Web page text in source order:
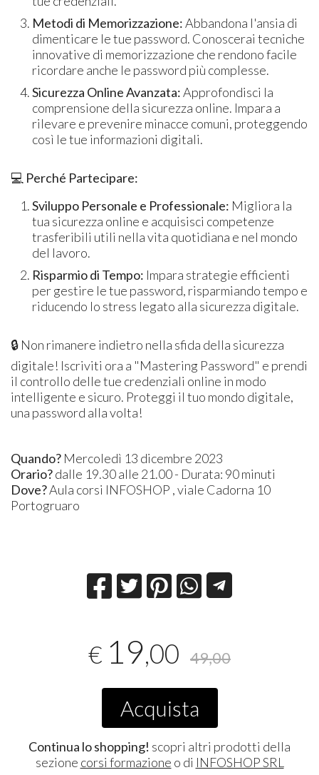
Metodi di Memorizzazione:Abbandona l'ansia di
dimenticare le tue password. Conoscerai tecniche
innovative di memorizzazione che rendono facile
ricordare anche le password più complesse.
Sicurezza Online Avanzata:Approfondisci la
comprensione della sicurezza online. Impara a
rilevare e prevenire minacce comuni, proteggendo
così le tue informazioni digitali.
💻 Perché Partecipare:
Sviluppo Personale e Professionale: Migliora la
tua sicurezza online e acquisisci competenze
trasferibili utili nella vita quotidiana e nel mondo
del lavoro.
Risparmio di Tempo: Impara strategie efficienti
per gestire le tue password, risparmiando tempo e
riducendo lo stress legato alla sicurezza digitale.
🔒 Non rimanere indietro nella sfida della sicurezza
digitale! Iscriviti ora a "Mastering Password" e prendi
il controllo delle tue credenziali online in modo
intelligente e sicuro. Proteggi il tuo mondo digitale,
una password alla volta!
Quando? Mercoledì 13 dicembre 2023
Orario?dalle 19.30 alle 21.00 - Durata: 90 minuti
Dove?Aula corsi INFOSHOP , viale Cadorna 10
Portogruaro
€ 19,00 49,00
Acquista
Continua lo shopping! scopri altri prodotti della
sezione corsi formazione o di INFOSHOP SRL